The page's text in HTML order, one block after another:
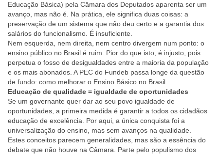
Educação Básica) pela Câmara dos Deputados aparenta ser um
avanço, mas não é. Na prática, ele significa duas coisas: a
preservação de um sistema que não deu certo e a garantia dos
salários do funcionalismo. É insuficiente.
Nem esquerda, nem direita, nem centro divergem num ponto: o
ensino público no Brasil é ruim. Pior do que isto, é injusto, pois
perpetua o fosso de desigualdades entre a maioria da população
e os mais abonados. A PEC do Fundeb passa longe da questão
de fundo: como melhorar o Ensino Básico no Brasil.
Educação de qualidade = igualdade de oportunidades
Se um governante quer dar ao seu povo igualdade de
oportunidades, a primeira medida é garantir a todos os cidadãos
educação de excelência. Por aqui, a única conquista foi a
universalização do ensino, mas sem avanços na qualidade.
Estes conceitos parecem generalidades, mas são a essência do
debate que não houve na Câmara. Parte pelo populismo dos